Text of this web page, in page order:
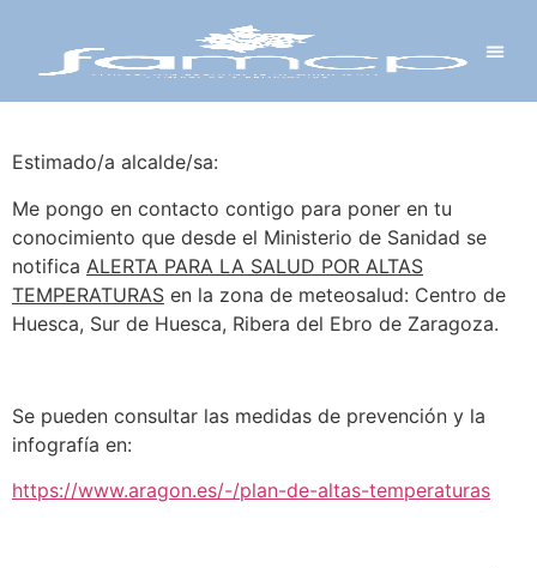
Estimado/a alcalde/sa:
Me pongo en contacto contigo para poner en tu
conocimiento que desde el Ministerio de Sanidad se
notifica ALERTA PARA LA SALUD POR ALTAS
TEMPERATURAS en la zona de meteosalud: Centro de
Huesca, Sur de Huesca, Ribera del Ebro de Zaragoza.
Se pueden consultar las medidas de prevención y la
infografía en:
https://www.aragon.es/-/plan-de-altas-temperaturas